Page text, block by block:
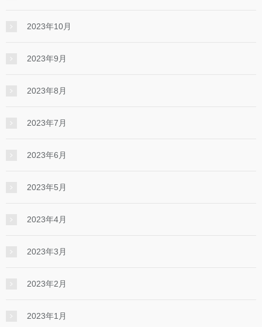
2023年10月
2023年9月
2023年8月
2023年7月
2023年6月
2023年5月
2023年4月
2023年3月
2023年2月
2023年1月